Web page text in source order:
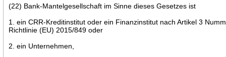
(22) Bank-Mantelgesellschaft im Sinne dieses Gesetzes ist
1. ein CRR-Kreditinstitut oder ein Finanzinstitut nach Artikel 3
Richtlinie (EU) 2015/849 oder
2. ein Unternehmen,